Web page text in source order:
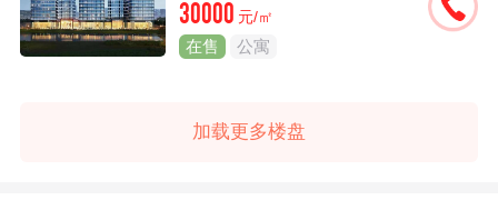
30000 元/㎡
在售 公寓
加载更多楼盘